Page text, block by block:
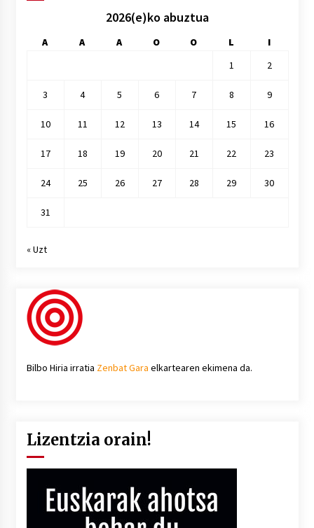
2026(e)ko abuztua
A A A O O L
I
1
2
3 4 5 6 7 8 9
10 11 12 13 14 15 16
17 18 19 20 21 22 23
24 25 26 27 28 29 30
31
« Uzt
Bilbo Hiria irratia Zenbat Gara elkartearen ekimena da.
Lizentzia orain!